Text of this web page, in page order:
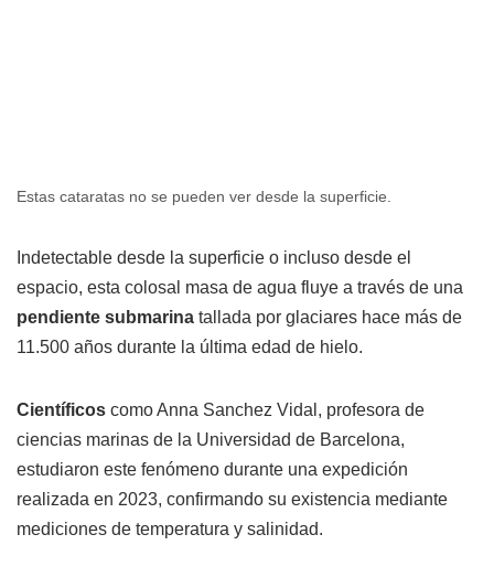
Estas cataratas no se pueden ver desde la superficie.
Indetectable desde la superficie o incluso desde el
espacio, esta colosal masa de agua fluye a través de una
pendiente submarina tallada por glaciares hace más de
11.500 años durante la última edad de hielo.
Científicos como Anna Sanchez Vidal, profesora de
ciencias marinas de la Universidad de Barcelona,
estudiaron este fenómeno durante una expedición
realizada en 2023, confirmando su existencia mediante
mediciones de temperatura y salinidad.